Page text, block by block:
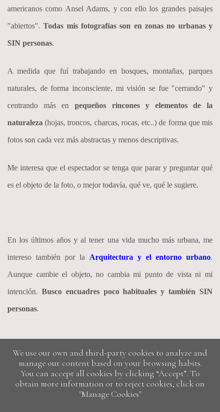
americanos como Ansel Adams, y con ello los grandes paisajes
"abiertos".Todas mis fotografías son en zonas no urbanas y
SIN personas.
A medida que fuí trabajando en bosques, montañas, parques
naturales, de forma inconsciente, mi visión se fue "cerrando" y
centrando más en pequeños rincones y elementos de la
naturaleza (hojas, troncos, charcas, rocas, etc..) de forma que mis
fotos son cada vez más abstractas y menos descriptivas.
Me interesa que el espectador se tenga que parar y preguntar qué
es el objeto de la foto, o mejor todavía, qué ve, qué le sugiere.
En los últimos años y al tener una vida mucho más urbana, me
intereso también por la Arquitectura y el entorno urbano.
Aunque cambie el objeto, no cambia mi punto de vista ni mi
intención. Busco encuadres poco habituales y también SIN
personas.
We use our own and third-party cookies to analyze and
manage our content based on your browsing habits.
You can accept all cookies by clicking “Accept”. To
obtain more information or to reject cookies, click on
"Manage Cookies"